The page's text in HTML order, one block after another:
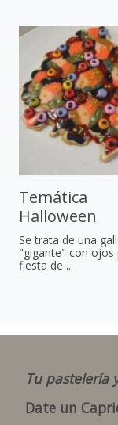
Temática
Halloween
Se trata de una
"gigante" con ojos
fiesta de ...
Tu pastelería
Date un